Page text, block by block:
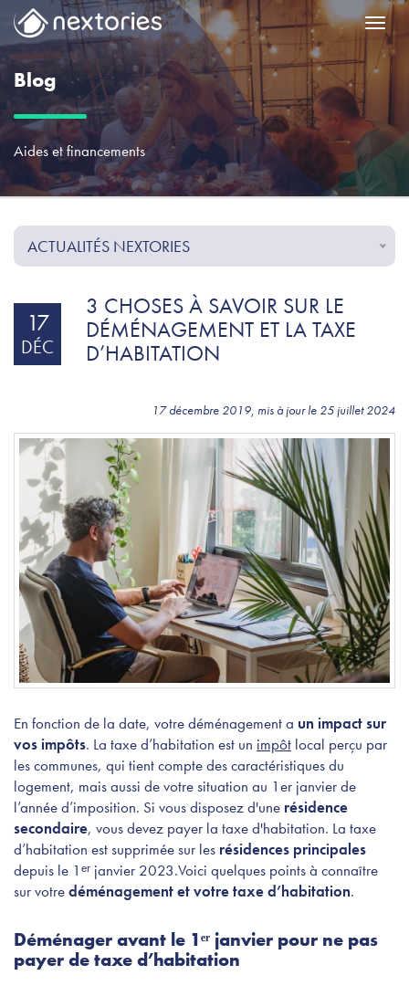
Blog
Aides et financements
ACTUALITÉS NEXTORIES
17
DÉC
3 CHOSES À SAVOIR SUR LE
DÉMÉNAGEMENT ET LA TAXE
D’HABITATION
17 décembre 2019, mis à jour le 25 juillet 2024
En fonction de la date, votre déménagement a un impact sur
vos impôts. La taxe d’habitation est un impôt local perçu par
les communes, qui tient compte des caractéristiques du
logement, mais aussi de votre situation au 1er janvier de
l’année d’imposition. Si vous disposez d'une résidence
secondaire, vous devez payer la taxe d'habitation. La taxe
d’habitation est supprimée sur les résidences principales
depuis le 1ᵉʳ janvier 2023.Voici quelques points à connaître
sur votredéménagement et votre taxe d’habitation.
Déménager avant le 1ᵉʳ janvier pour ne pas
payer de taxe d’habitation